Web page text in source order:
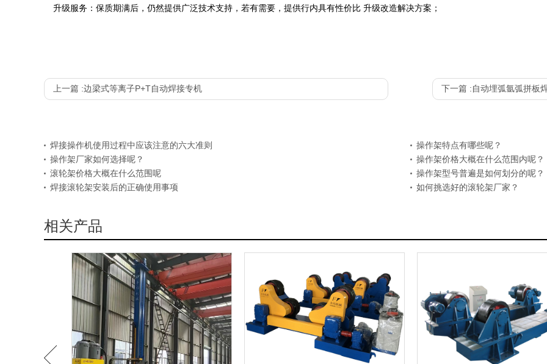
升级服务：保质期满后，仍然提供广泛技术支持，若有需要，提供行内具有性价比 升级改造解决方案；
上一篇 :边梁式等离子P+T自动焊接专机 下一篇 :自动埋弧氩弧拼板
焊接操作机使用过程中应该注意的六大准则
操作架特点有哪些呢？
操作架厂家如何选择呢？
操作架价格大概在什么范围内呢？
滚轮架价格大概在什么范围呢
操作架型号普遍是如何划分的呢？
焊接滚轮架安装后的正确使用事项
如何挑选好的滚轮架厂家？
相关产品